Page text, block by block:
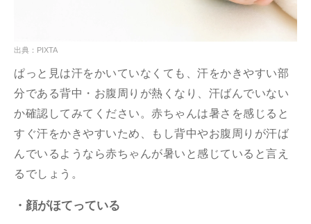
出典：PIXTA
ぱっと見は汗をかいていなくても、汗をかきやすい部
分である背中・お腹周りが熱くなり、汗ばんでいない
か確認してみてください。赤ちゃんは暑さを感じると
すぐ汗をかきやすいため、もし背中やお腹周りが汗ば
んでいるようなら赤ちゃんが暑いと感じていると言え
るでしょう。
・顔がほてっている